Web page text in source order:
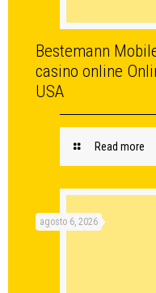
Bestemann
casino online
USA
Read more
agosto 6, 2026